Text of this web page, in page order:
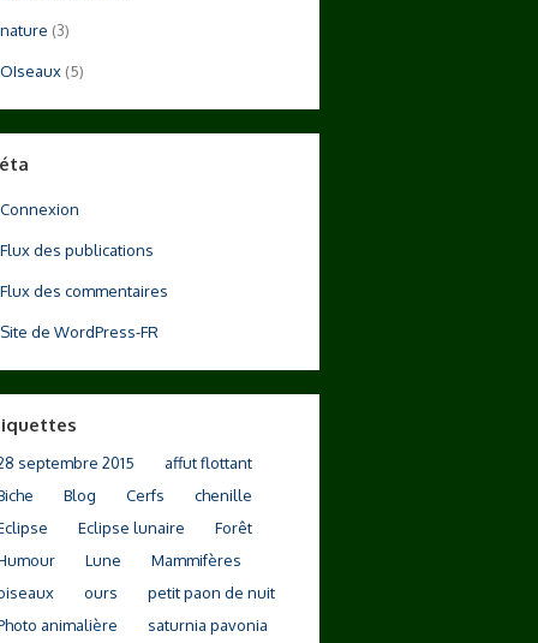
nature (3)
OIseaux (5)
Connexion
Flux des publications
Flux des commentaires
Site de WordPress-FR
septembre 2015
affut flottant
Blog Cerfs
chenille
Eclipse lunaire
Forêt
Lune
Mammifères
ours
petit paon de nuit
animalière
saturnia pavonia